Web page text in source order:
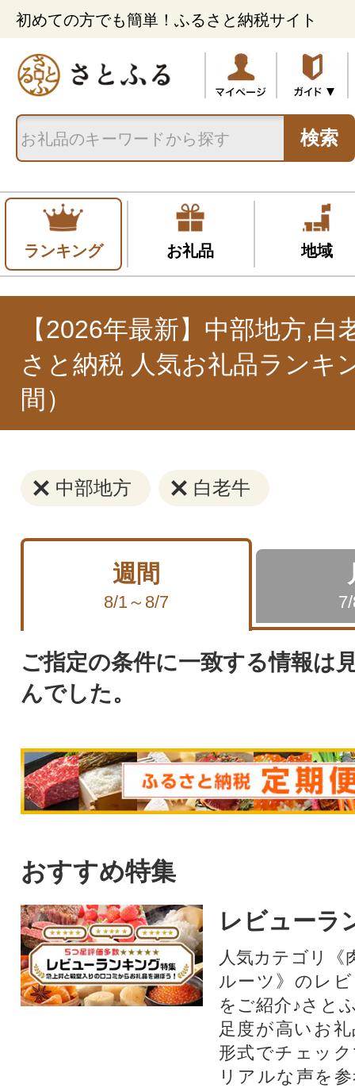
初めての方でも簡単！ふるさと納税サイト
検索
ランキング お礼品 地域
【2026年最新】中部地方,白
さと納税 人気お礼品ランキ
間）
中部地方 白老牛
週間
8/1～8/7
ご指定の条件に一致する情報は
んでした。
おすすめ特集
レビューラ
人気カテゴリ《
ルーツ》のレ
をご紹介♪さと
足度が高いお
形式でチェッ
リアルな声を